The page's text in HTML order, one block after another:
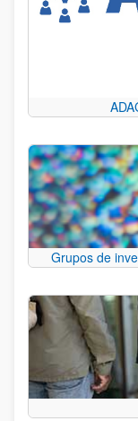
Grupos de